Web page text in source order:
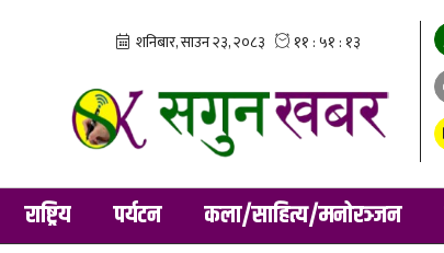
राष्ट्रिय पर्यटन कला/साहित्य/मनोरञ्जन